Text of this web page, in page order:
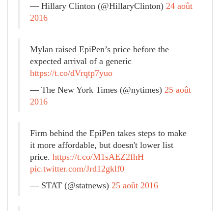
— Hillary Clinton (@HillaryClinton) 24 août
2016
Mylan raised EpiPen’s price before the
expected arrival of a generic
https://t.co/dVrqtp7yuo
— The New York Times (@nytimes) 25 août
2016
Firm behind the EpiPen takes steps to make
it more affordable, but doesn't lower list
price. https://t.co/M1sAEZ2fhH
pic.twitter.com/Jrd12gklf0
— STAT (@statnews) 25 août 2016